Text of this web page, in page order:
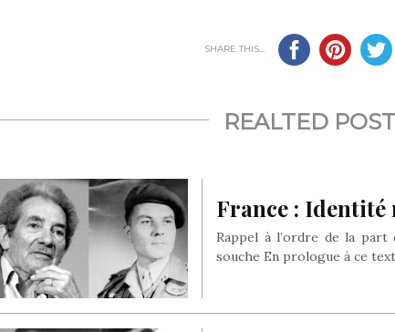
SHARE THIS...
REALTED
France : Identité
Rappel à l’ordre de la part
souche En prologue à ce